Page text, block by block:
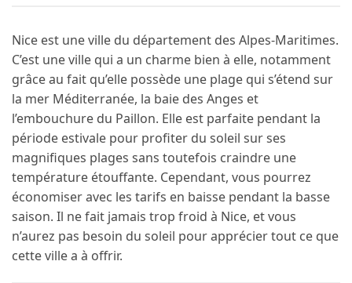
Nice est une ville du département des Alpes-Maritimes.
C’est une ville qui a un charme bien à elle, notamment
grâce au fait qu’elle possède une plage qui s’étend sur
la mer Méditerranée, la baie des Anges et
l’embouchure du Paillon. Elle est parfaite pendant la
période estivale pour profiter du soleil sur ses
magnifiques plages sans toutefois craindre une
température étouffante. Cependant, vous pourrez
économiser avec les tarifs en baisse pendant la basse
saison. Il ne fait jamais trop froid à Nice, et vous
n’aurez pas besoin du soleil pour apprécier tout ce que
cette ville a à offrir.